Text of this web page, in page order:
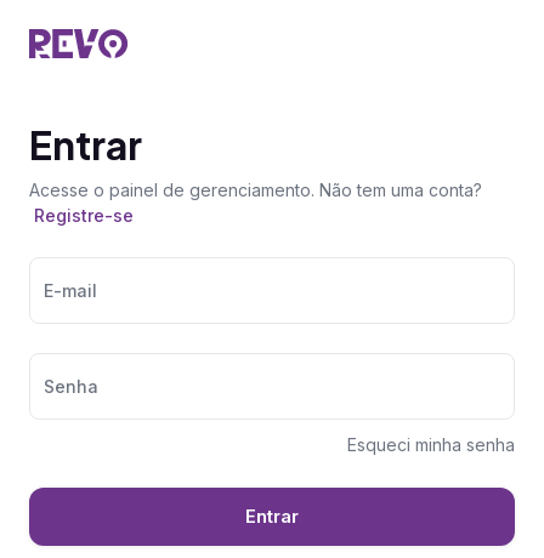
Entrar
Acesse o painel de gerenciamento. Não tem uma conta?
Registre-se
E-mail
Senha
Esqueci minha senha
Entrar